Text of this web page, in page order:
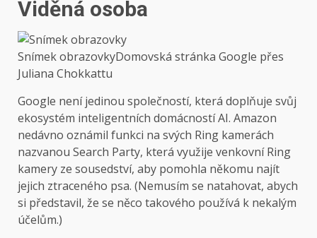
Viděná osoba
Snímek obrazovkyDomovská stránka Google přes
Juliana Chokkattu
Google není jedinou společností, která doplňuje svůj
ekosystém inteligentních domácností AI. Amazon
nedávno oznámil funkci na svých Ring kamerách
nazvanou Search Party, která využije venkovní Ring
kamery ze sousedství, aby pomohla někomu najít
jejich ztraceného psa. (Nemusím se natahovat, abych
si představil, že se něco takového používá k nekalým
účelům.)